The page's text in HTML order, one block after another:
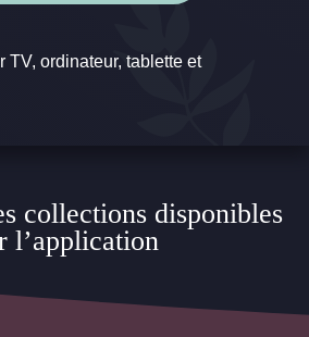
TV, ordinateur, tablette et
collections disponibles
l’application